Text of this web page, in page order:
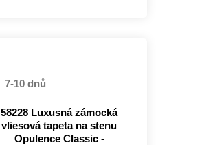
7-10 dnů
58228 Luxusná zámocká
vliesová tapeta na stenu
Opulence Classic -